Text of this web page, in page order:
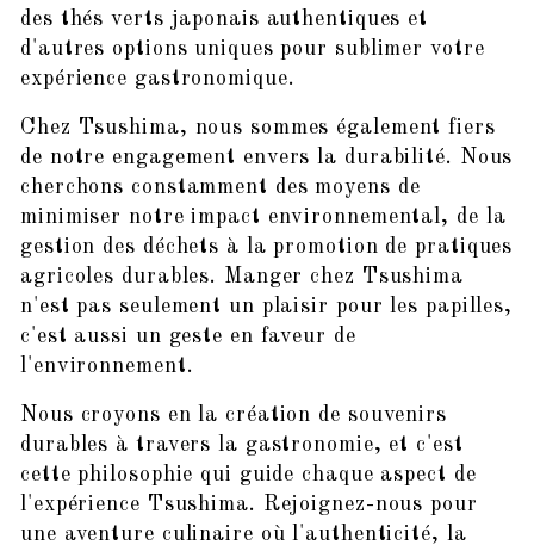
des thés verts japonais authentiques et
d'autres options uniques pour sublimer votre
expérience gastronomique.
Chez Tsushima, nous sommes également fiers
de notre engagement envers la durabilité. Nous
cherchons constamment des moyens de
minimiser notre impact environnemental, de la
gestion des déchets à la promotion de pratiques
agricoles durables. Manger chez Tsushima
n'est pas seulement un plaisir pour les papilles,
c'est aussi un geste en faveur de
l'environnement.
Nous croyons en la création de souvenirs
durables à travers la gastronomie, et c'est
cette philosophie qui guide chaque aspect de
l'expérience Tsushima. Rejoignez-nous pour
une aventure culinaire où l'authenticité, la